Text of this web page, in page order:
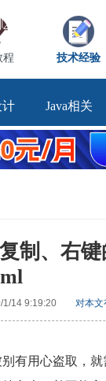
程 技术经验
计 Java相关
制、右
1/14 9:19:20 对本文
有用心盗取，